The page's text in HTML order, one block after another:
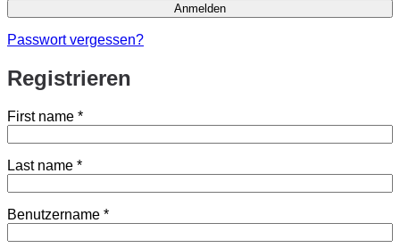
Anmelden
Passwort vergessen?
Registrieren
First name *
Last name *
Benutzername *Erforderlich